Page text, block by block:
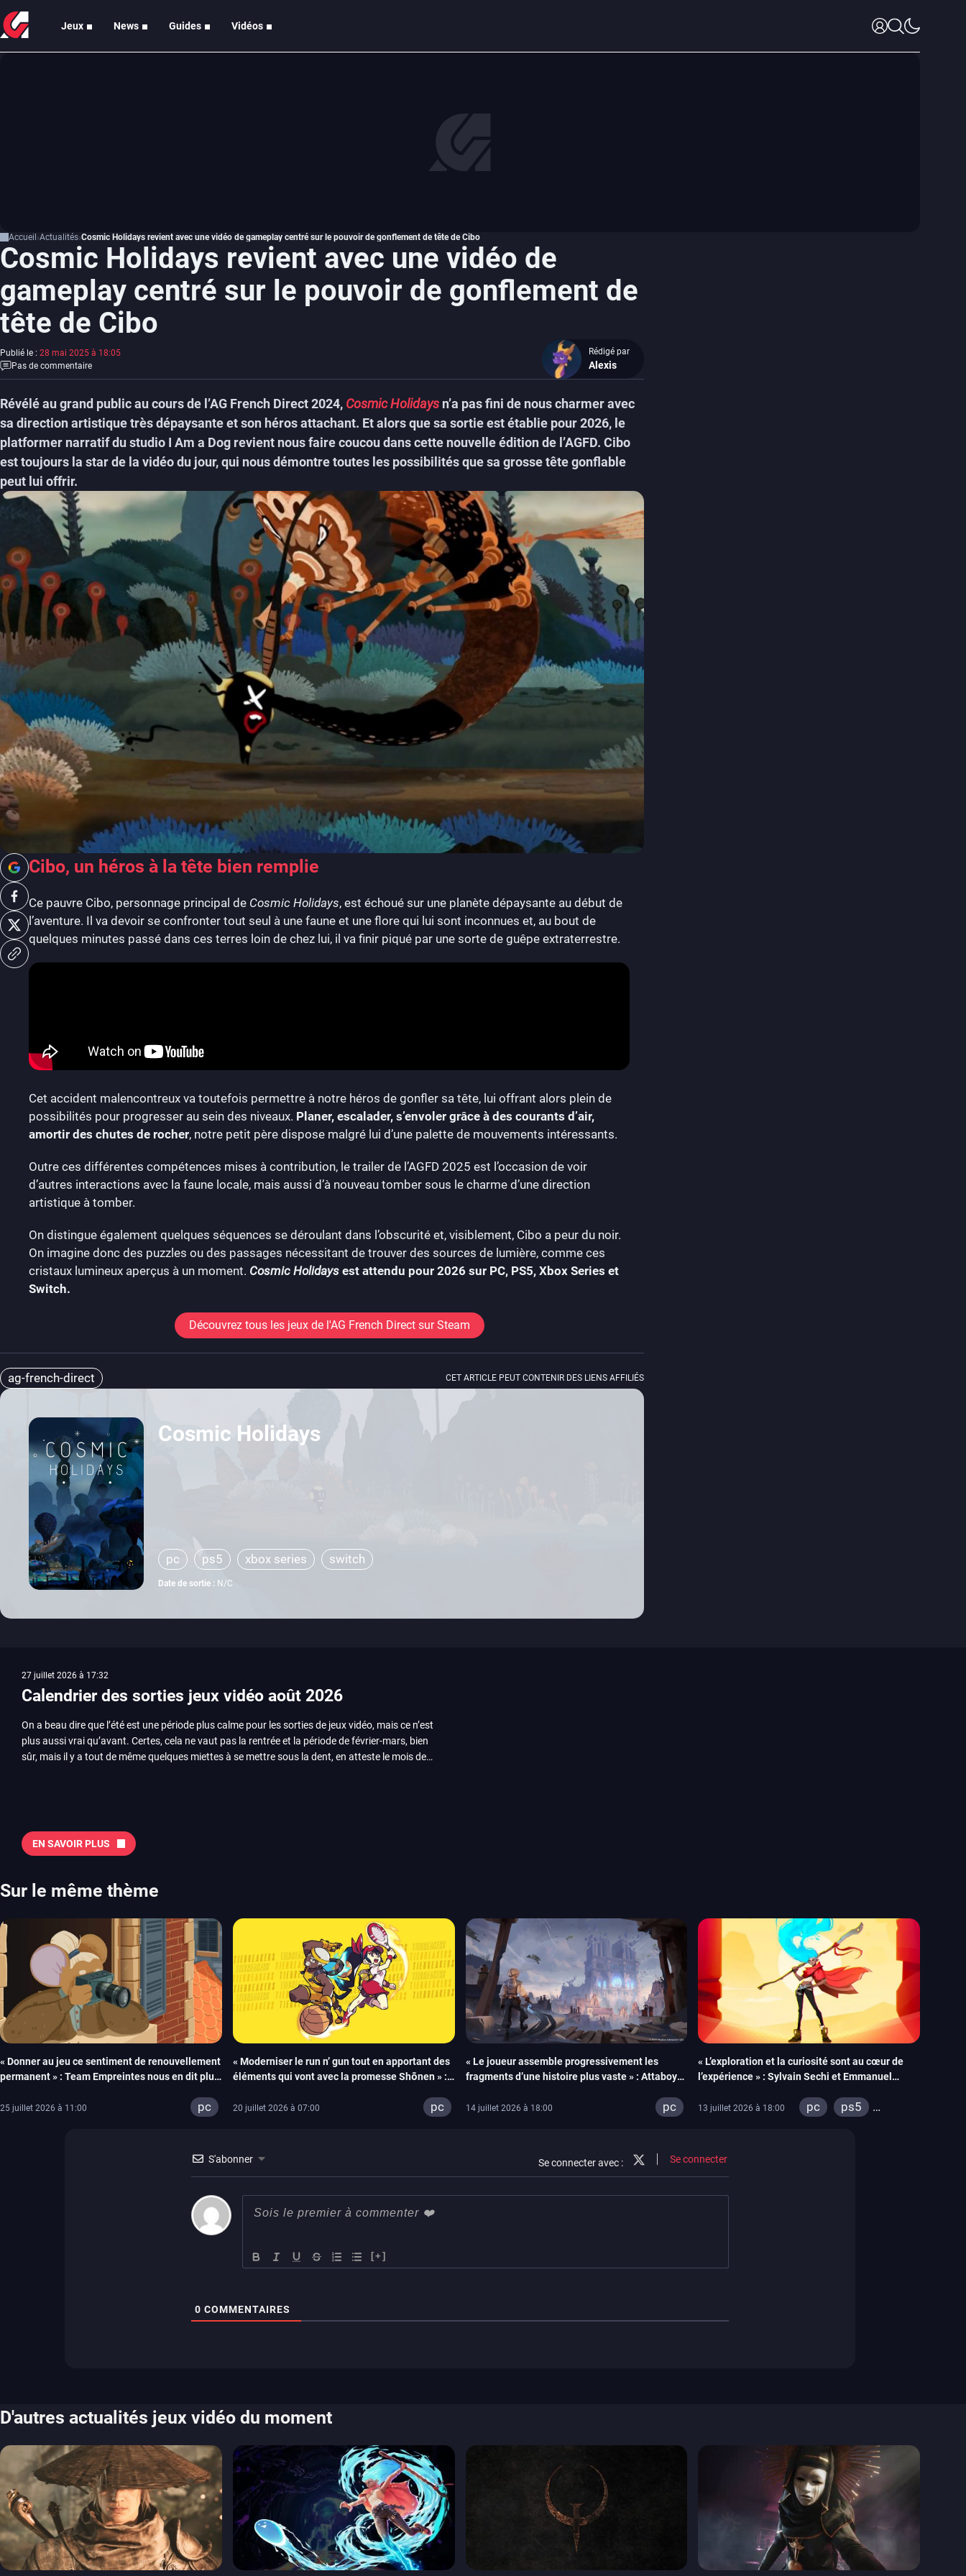
Jeux News Guides Vidéos
Accueil Actualités Cosmic Holidays revient avec une vidéo de gameplay centré sur le pouvoir de gonflement de tête de Cibo
Cosmic Holidays revient avec une vidéo de
gameplay centré sur le pouvoir de gonflement de
tête de Cibo
Publié le : 28 mai 2025 à 18:05
Pas de commentaire
Rédigé par
Alexis
Révélé au grand public au cours de l’AG French Direct 2024, Cosmic Holidays n’a pas fini de nous charmer avec
sa direction artistique très dépaysante et son héros attachant. Et alors que sa sortie est établie pour 2026, le
platformer narratif du studio I Am a Dog revient nous faire coucou dans cette nouvelle édition de l’AGFD. Cibo
est toujours la star de la vidéo du jour, qui nous démontre toutes les possibilités que sa grosse tête gonflable
peut lui offrir.
Cibo, un héros à la tête bien remplie
Ce pauvre Cibo, personnage principal de Cosmic Holidays, est échoué sur une planète dépaysante au début de
l’aventure. Il va devoir se confronter tout seul à une faune et une flore qui lui sont inconnues et, au bout de
quelques minutes passé dans ces terres loin de chez lui, il va finir piqué par une sorte de guêpe extraterrestre.
Cet accident malencontreux va toutefois permettre à notre héros de gonfler sa tête, lui offrant alors plein de
possibilités pour progresser au sein des niveaux. Planer, escalader, s’envoler grâce à des courants d’air,
amortir des chutes de rocher, notre petit père dispose malgré lui d’une palette de mouvements intéressants.
Outre ces différentes compétences mises à contribution, le trailer de l’AGFD 2025 est l’occasion de voir
d’autres interactions avec la faune locale, mais aussi d’à nouveau tomber sous le charme d’une direction
artistique à tomber.
On distingue également quelques séquences se déroulant dans l’obscurité et, visiblement, Cibo a peur du noir.
On imagine donc des puzzles ou des passages nécessitant de trouver des sources de lumière, comme ces
cristaux lumineux aperçus à un moment. Cosmic Holidays est attendu pour 2026 sur PC, PS5, Xbox Series et
Switch.
Découvrez tous les jeux de l'AG French Direct sur Steam
ag-french-direct CET ARTICLE PEUT CONTENIR DES LIENS AFFILIÉS
Cosmic Holidays
pc ps5 xbox series switch
Date de sortie : N/C
27 juillet 2026 à 17:32
Calendrier des sorties jeux vidéo août 2026
On a beau dire que l’été est une période plus calme pour les sorties de jeux vidéo, mais ce n’est
plus aussi vrai qu’avant. Certes, cela ne vaut pas la rentrée et la période de février-mars, bien
sûr, mais il y a tout de même quelques miettes à se mettre sous la dent, en atteste le mois de
Tokon ou encore Beast of Reincarnation, qui nous montre que Game Freak sait faire autre
chose d’ambitieux que Pokémon. On n’oubliera pas la période de Gamescom, avec Star Wars,
2026 Vous trouverez ici tous les jeux majeurs qui sortiront au mois de juin. Vous trouverez
aussi les jeux de ce mois dans notre page dédiée…
EN SAVOIR PLUS
Sur le même thème
« Donner au jeu ce sentiment de renouvellement
permanent » : Team Empreintes nous en dit plus
25 juillet 2026 à 11:00 pc
« Moderniser le run n’ gun tout en apportant des
éléments qui vont avec la promesse Shōnen » :
de Tiebreakers
20 juillet 2026 à 07:00 pc
« Le joueur assemble progressivement les
fragments d’une histoire plus vaste » : Attaboy
Wonderfall
14 juillet 2026 à 18:00 pc
« L’exploration et la curiosité sont au cœur de
l’expérience » : Sylvain Sechi et Emmanuel
bouche pour la sortie de Fading Echo
13 juillet 2026 à 18:00 pc
ps5
S'abonner Se connecter avec : Se connecter
[+]
0 COMMENTAIRES
D'autres actualités jeux vidéo du moment